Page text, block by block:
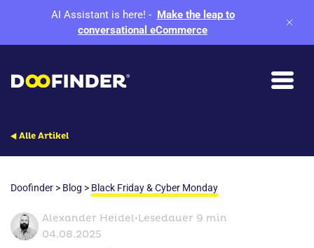
AI Assistant is here! - Make the leap to
conversational eCommerce
Alle Artikel
Doofinder > Blog > Black Friday & Cyber Monday
Alexander Heidel•Lesedauer 9 min
04.08.2025